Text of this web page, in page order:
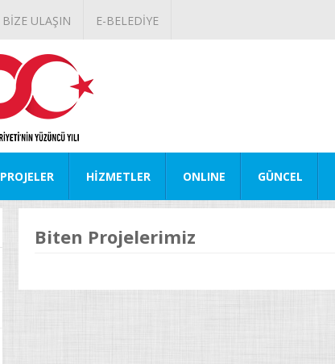
BİZE ULAŞIN E-BELEDİYE
PROJELER HİZMETLER ONLINE GÜNCEL
Biten Projelerimiz